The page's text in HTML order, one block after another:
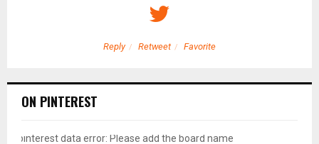
Reply Retweet Favorite
ON PINTEREST
pinterest data error: Please add the board name